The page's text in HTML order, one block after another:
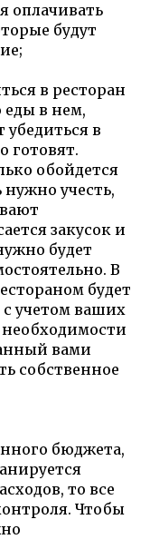
оплачивать
будут
в ресторан
еды в нем,
убедиться в
готовят.
обойдется
учесть,
закусок и
будет
В
будет
с учетом ваших
вами
собственное
бюджета,
то все
Чтобы